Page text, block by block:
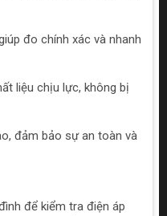
đo chính xác và nhanh
liệu chịu lực, không bị
đảm bảo sự an toàn và
để kiểm tra điện áp